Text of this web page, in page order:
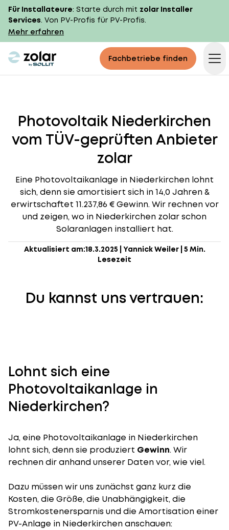
Für Installateure: Starte durch mit zolar Installer
Services. Von PV-Profis für PV-Profis.
Mehr erfahren
zolar logo Fachbetriebe finden
Photovoltaik Niederkirchen
vom TÜV-geprüften Anbieter
zolar
Eine Photovoltaikanlage in Niederkirchen lohnt
sich, denn sie amortisiert sich in 14,0 Jahren &
erwirtschaftet 11.237,86 € Gewinn. Wir rechnen vor
und zeigen, wo in Niederkirchen zolar schon
Solaranlagen installiert hat.
Aktualisiert am:18.3.2025 Yannick Weiler| 5 Min.
Lesezeit
Du kannst uns vertrauen:
Lohnt sich eine
Photovoltaikanlage in
Niederkirchen?
Ja, eine Photovoltaikanlage in Niederkirchen
lohnt sich, denn sie produziert Gewinn. Wir
rechnen dir anhand unserer Daten vor, wie viel.
Dazu müssen wir uns zunächst ganz kurz die
Kosten, die Größe, die Unabhängigkeit, die
Stromkostenersparnis und die Amortisation einer
PV-Anlage in Niederkirchen anschauen: